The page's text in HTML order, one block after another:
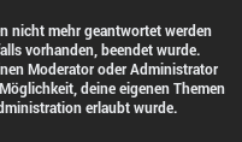
nicht mehr geantwortet werden
vorhanden, beendet wurde.
Moderator oder Administrator
deine eigenen Themen
erlaubt wurde.